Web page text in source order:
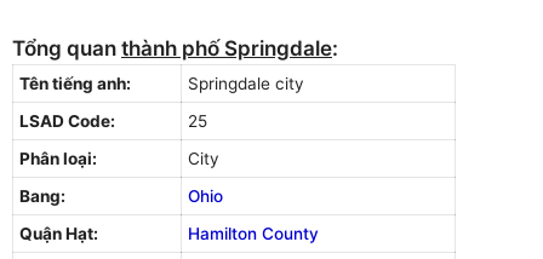
Tổng quan thành phố Springdale:
Tên tiếng anh:
Springdale city
LSAD Code:
25
Phân loại:
City
Bang:
Ohio
Quận Hạt:
Hamilton County